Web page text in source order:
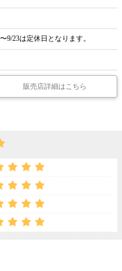
9/23は定休日となります。
販売店詳細はこちら